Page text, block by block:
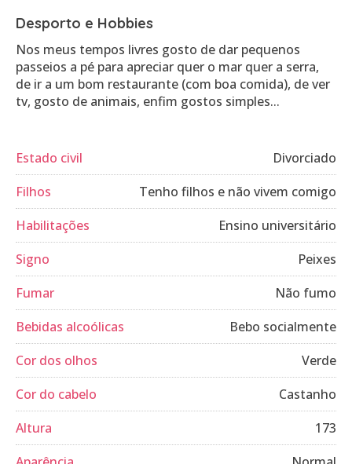
Desporto e Hobbies
Nos meus tempos livres gosto de dar pequenos
passeios a pé para apreciar quer o mar quer a serra,
de ir a um bom restaurante (com boa comida), de ver
tv, gosto de animais, enfim gostos simples...
Estado civil
Divorciado
Filhos
Tenho filhos e não vivem comigo
Habilitações
Ensino universitário
Signo
Peixes
Fumar
Não fumo
Bebidas alcoólicas
Bebo socialmente
Cor dos olhos
Verde
Cor do cabelo
Castanho
Altura
173